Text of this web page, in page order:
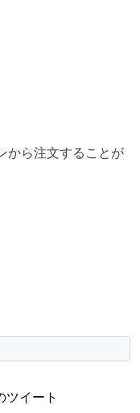
から注文することが
ツイート